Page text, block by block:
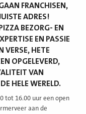
FRANCHISEN,
ADRES!
BEZORG- EN
EN PASSIE
VERSE, HETE
OPGELEVERD,
VAN
HELE WERELD.
tot 16.00 uur een open
aan de